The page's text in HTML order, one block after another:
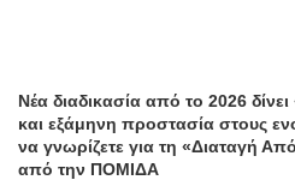
Νέα διαδικασία από το 2026
και εξάμηνη προστασία στους
να γνωρίζετε για τη «Διαταγή
από την ΠΟΜΙΔΑ